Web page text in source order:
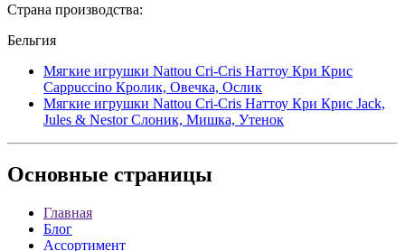
Страна производства:
Бельгия
Мягкие игрушки Nattou Cri-Cris Наттоу Кри Крис
Cappuccino Кролик, Овечка, Ослик
Мягкие игрушки Nattou Cri-Cris Наттоу Кри Крис Jack,
Jules & Nestor Слоник, Мишка, Утенок
Основные страницы
Главная
Блог
Ассортимент